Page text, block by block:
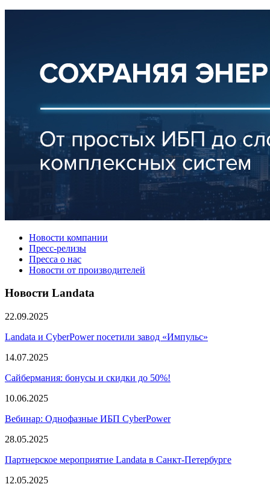
Новости компании
Пресс-релизы
Пресса о нас
Новости от производителей
Новости Landata
22.09.2025
Landata и CyberPower посетили завод «Импульс»
14.07.2025
Сайбермания: бонусы и скидки до 50%!
10.06.2025
Вебинар: Однофазные ИБП CyberPower
28.05.2025
Партнерское мероприятие Landata в Санкт-Петербурге
12.05.2025